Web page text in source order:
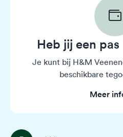
Heb jij een
Je kunt bij H&M
beschikbare
Meer